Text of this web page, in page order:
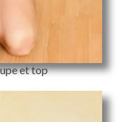
et top